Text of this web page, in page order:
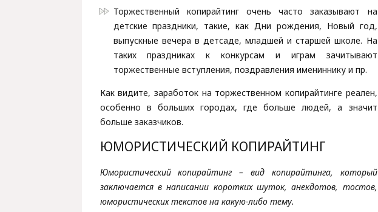
Торжественный копирайтинг очень часто заказывают на
детские праздники, такие, как Дни рождения, Новый год,
выпускные вечера в детсаде, младшей и старшей школе. На
таких праздниках к конкурсам и играм зачитывают
торжественные вступления, поздравления имениннику и пр.
Как видите, заработок на торжественном копирайтинге реален,
особенно в больших городах, где больше людей, а значит
больше заказчиков.
ЮМОРИСТИЧЕСКИЙ КОПИРАЙТИНГ
Юмористический копирайтинг – вид копирайтинга, который
заключается в написании коротких шуток, анекдотов, тостов,
юмористических текстов на какую-либо тему.